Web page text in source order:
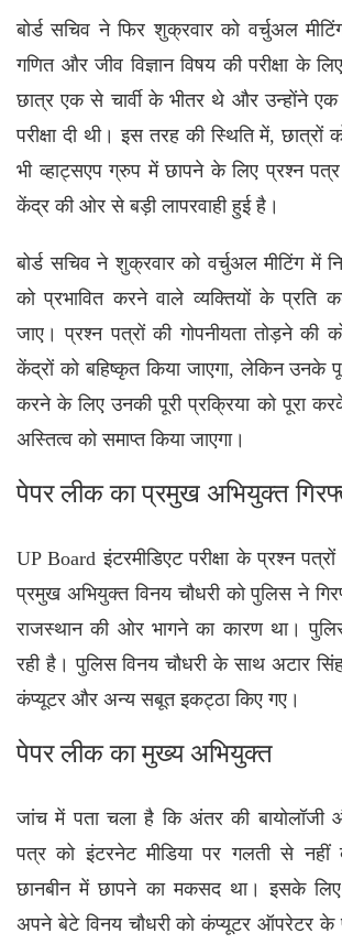
बोर्ड सचिव ने फिर शुक्रवार को वर्चुअल
गणित और जीव विज्ञान विषय की परीक्षा के
छात्र एक से चार्वी के भीतर थे और उन्होंने
परीक्षा दी थी। इस तरह की स्थिति में, छात्रों
भी व्हाट्सएप ग्रुप में छापने के लिए प्रश्न
केंद्र की ओर से बड़ी लापरवाही हुई है।
बोर्ड सचिव ने शुक्रवार को वर्चुअल मीटिंग में
को प्रभावित करने वाले व्यक्तियों के प्रति
जाए। प्रश्न पत्रों की गोपनीयता तोड़ने की
केंद्रों को बहिष्कृत किया जाएगा, लेकिन उनके
करने के लिए उनकी पूरी प्रक्रिया को पूरा
अस्तित्व को समाप्त किया जाएगा।
पेपर लीक का प्रमुख अभियुक्त
UP Board इंटरमीडिएट परीक्षा के प्रश्न
प्रमुख अभियुक्त विनय चौधरी को पुलिस ने
राजस्थान की ओर भागने का कारण था।
रही है। पुलिस विनय चौधरी के साथ अटार
कंप्यूटर और अन्य सबूत इकट्ठा किए गए।
पेपर लीक का मुख्य अभियुक्त
जांच में पता चला है कि अंतर की बायोलॉजी
पत्र को इंटरनेट मीडिया पर गलती से नहीं
छानबीन में छापने का मकसद था। इसके
अपने बेटे विनय चौधरी को कंप्यूटर ऑपरेटर के